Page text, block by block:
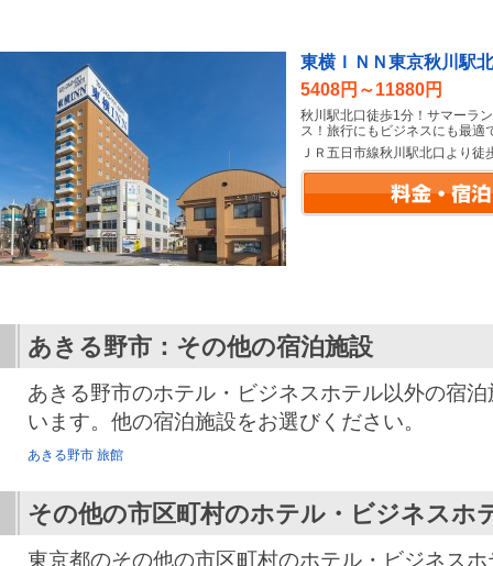
東横ＩＮＮ東京秋川駅
5408円～11880円
秋川駅北口徒歩1分！サマーラ
ス！旅行にもビジネスにも最適
ＪＲ五日市線秋川駅北口より徒
あきる野市：その他の宿泊施設
あきる野市のホテル・ビジネスホテル以外の宿
います。他の宿泊施設をお選びください。
あきる野市 旅館
その他の市区町村のホテル・ビジネスホ
東京都のその他の市区町村のホテル・ビジネス